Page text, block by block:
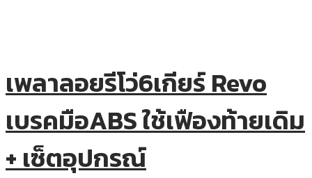
เพลาลอยรีโว่6เกียร์ Revo
เบรคมือABS ใช้เฟืองท้ายเดิม
+ เซ็ตอุปกรณ์